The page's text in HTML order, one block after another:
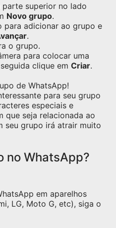
superior no lado
Novo grupo.
para adicionar ao grupo e
.
o grupo.
para colocar uma
clique em Criar.
de WhatsApp!
para seu grupo
especiais e
que seja relacionada ao
seu grupo irá atrair muito
no WhatsApp?
em aparelhos
LG, Moto G, etc), siga o